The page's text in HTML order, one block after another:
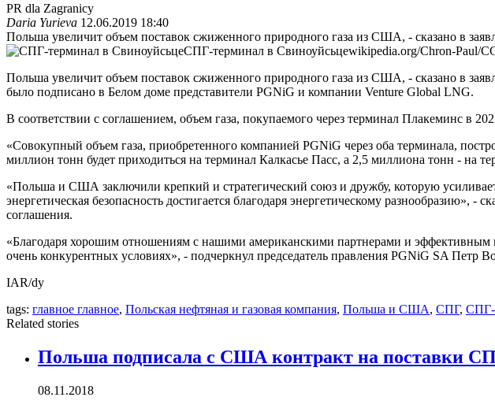
PR dla Zagranicy
Daria Yurieva 12.06.2019 18:40
Польша увеличит объем поставок сжиженного природного газа из США, - сказано в
СПГ-терминал в Свиноуйсьцеwikipedia.org/Chron-Paul/
Польша увеличит объем поставок сжиженного природного газа из США, - сказано в
было подписано в Белом доме представители PGNiG и компании Venture Global LNG.
В соответствии с соглашением, объем газа, покупаемого через терминал Плакеминс в
«Совокупный объем газа, приобретенного компанией PGNiG через оба терминала,
миллион тонн будет приходиться на терминал Калкасье Пасс, а 2,5 миллиона тонн - на
«Польша и США заключили крепкий и стратегический союз и дружбу, которую
энергетическая безопасность достигается благодаря энергетическому
соглашения.
«Благодаря хорошим отношениям с нашими американскими партнерами и
очень конкурентных условиях», - подчеркнул председатель правления PGNiG SA Петр
IAR/dy
tags: главное главное, Польская нефтяная и газовая компания, Польша и США, СПГ, СПГ-
Related stories
Польша подписала с США контракт на поставки
08.11.2018